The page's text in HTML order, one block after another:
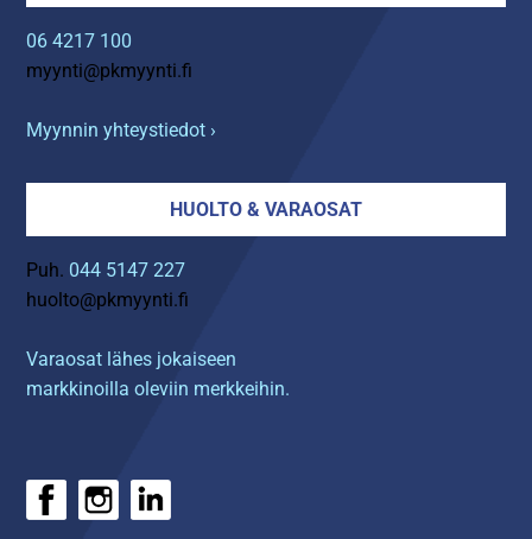
06 4217 100
myynti@pkmyynti.fi
Myynnin yhteystiedot ›
HUOLTO & VARAOSAT
Puh. 044 5147 227
huolto@pkmyynti.fi
Varaosat lähes jokaiseen
markkinoilla oleviin merkkeihin.